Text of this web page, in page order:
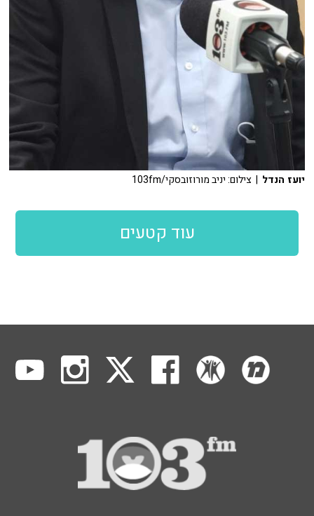
יועז הנדל | צילום: יניב מורוזובסקי/103fm
עוד קטעים